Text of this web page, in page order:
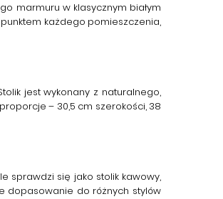
marmuru w klasycznym białym
każdego pomieszczenia,
jest wykonany z naturalnego,
– 30,5 cm szerokości, 38
sprawdzi się jako stolik kawowy,
dopasowanie do różnych stylów